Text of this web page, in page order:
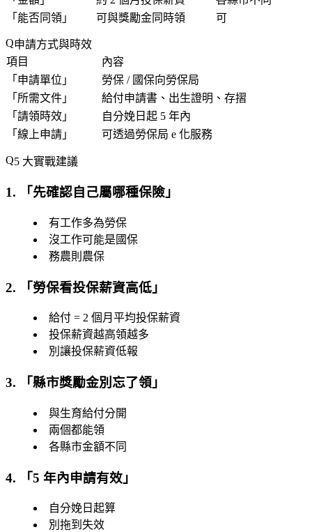
「 能否同領 」 可與獎勵金同時領 可
申請方式與時效
項目
內容
「 申請單位 」
勞保 / 國保向勞保局
「 所需文件 」
給付申請書、出生證明、存摺
「 請領時效 」
自分娩日起 5 年內
「 線上申請 」 可透過勞保局 e 化服務
5 大實戰建議
1. 「 先確認自己屬哪種保險 」
有工作多為勞保
沒工作可能是國保
務農則農保
2. 「勞保看投保薪資高低 」
給付 = 2 個月平均投保薪資
投保薪資越高領越多
別讓投保薪資低報
3. 「縣市獎勵金別忘了領 」
與生育給付分開
兩個都能領
各縣市金額不同
4. 「5 年內申請有效 」
自分娩日起算
別拖到失效